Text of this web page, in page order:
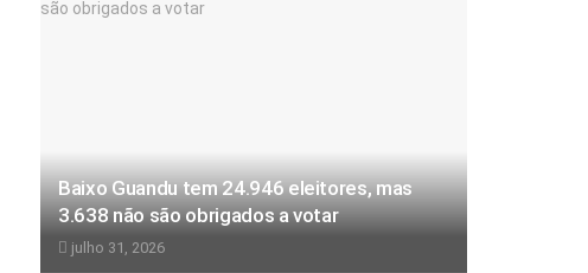
Baixo Guandu tem 24.946 eleitores, mas
3.638 não são obrigados a votar
julho 31, 2026